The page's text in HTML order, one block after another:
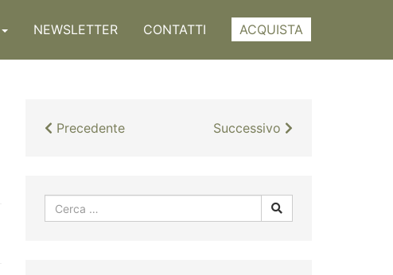
NEWSLETTER CONTATTI ACQUISTA
Precedente Successivo